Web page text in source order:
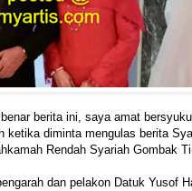
berita ini, saya amat
ketika diminta mengulas berita
Rendah Syariah Gombak
dan pelakon Datuk Yusof